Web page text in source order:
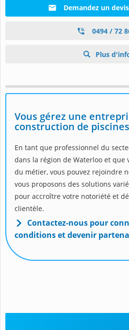
Demandez un
0494 / 72
Plus
Vous gérez une
construction de
En tant que professionnel du
dans la région de Waterloo et que
du métier, vous pouvez rejoindre
vous proposons des solutions
pour accroître votre notoriété et
clientèle.
Contactez-nous pour
conditions et devenir